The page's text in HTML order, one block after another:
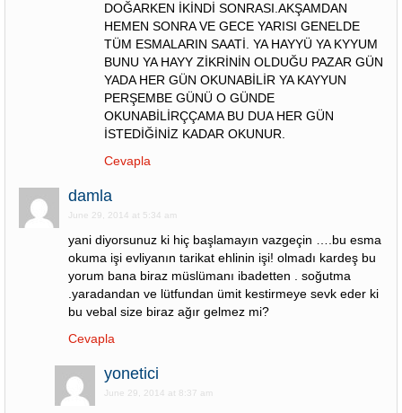
DOĞARKEN İKİNDİ SONRASI.AKŞAMDAN
HEMEN SONRA VE GECE YARISI GENELDE
TÜM ESMALARIN SAATİ. YA HAYYÜ YA KYYUM
BUNU YA HAYY ZİKRİNİN OLDUĞU PAZAR GÜN
YADA HER GÜN OKUNABİLİR YA KAYYUN
PERŞEMBE GÜNÜ O GÜNDE
OKUNABİLİRÇÇAMA BU DUA HER GÜN
İSTEDİĞİNİZ KADAR OKUNUR.
Cevapla
damla
June 29, 2014 at 5:34 am
yani diyorsunuz ki hiç başlamayın vazgeçin ….bu esma
okuma işi evliyanın tarikat ehlinin işi! olmadı kardeş bu
yorum bana biraz müslümanı ibadetten . soğutma
.yaradandan ve lütfundan ümit kestirmeye sevk eder ki
bu vebal size biraz ağır gelmez mi?
Cevapla
yonetici
June 29, 2014 at 8:37 am